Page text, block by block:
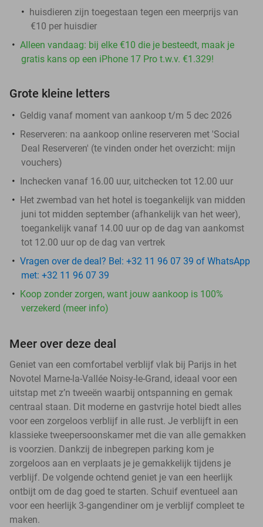
huisdieren zijn toegestaan tegen een meerprijs van
€10 per huisdier
Alleen vandaag: bij elke €10 die je besteedt, maak je
gratis kans op een iPhone 17 Pro t.w.v. €1.329!
Grote kleine letters
Geldig vanaf moment van aankoop t/m 5 dec 2026
Reserveren: na aankoop online reserveren met 'Social
Deal Reserveren' (te vinden onder het overzicht: mijn
vouchers)
Inchecken vanaf 16.00 uur, uitchecken tot 12.00 uur
Het zwembad van het hotel is toegankelijk van midden
juni tot midden september (afhankelijk van het weer),
toegankelijk vanaf 14.00 uur op de dag van aankomst
tot 12.00 uur op de dag van vertrek
Vragen over de deal? Bel: +32 11 96 07 39 of WhatsApp
met: +32 11 96 07 39
Koop zonder zorgen, want jouw aankoop is 100%
verzekerd (meer info)
Meer over deze deal
Geniet van een comfortabel verblijf vlak bij Parijs in het
Novotel Marne-la-Vallée Noisy-le-Grand, ideaal voor een
uitstap met z’n tweeën waarbij ontspanning en gemak
centraal staan. Dit moderne en gastvrije hotel biedt alles
voor een zorgeloos verblijf in alle rust. Je verblijft in een
klassieke tweepersoonskamer met die van alle gemakken
is voorzien. Dankzij de inbegrepen parking kom je
zorgeloos aan en verplaats je je gemakkelijk tijdens je
verblijf. De volgende ochtend geniet je van een heerlijk
ontbijt om de dag goed te starten. Schuif eventueel aan
voor een heerlijk 3-gangendiner om je verblijf compleet te
maken.